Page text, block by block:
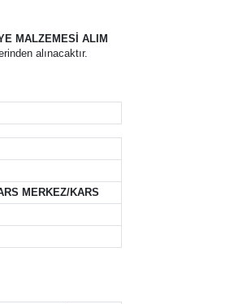
MALZEMESİ ALIM
alınacaktır.
MERKEZ/KARS